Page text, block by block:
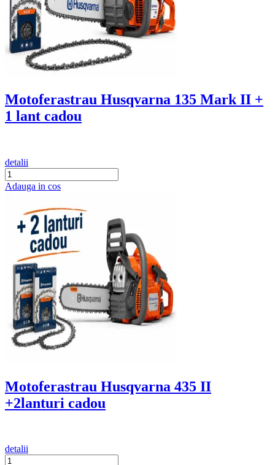
Motoferastrau Husqvarna 135 Mark II +
1 lant cadou
detalii
Adauga in cos
Motoferastrau Husqvarna 435 II
+2lanturi cadou
detalii